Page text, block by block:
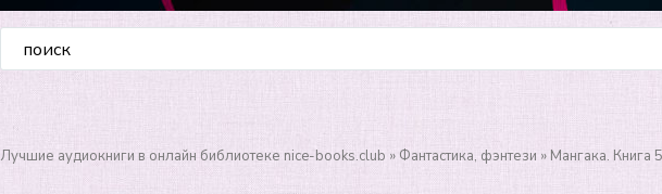
Лучшие аудиокниги в онлайн библиотеке nice-books.club » Фантастика, фэнтези » Мангака. Книга